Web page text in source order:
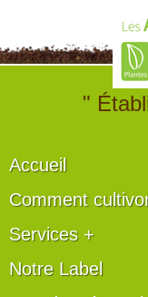
"
Accueil
Comment
Services +
Notre Label